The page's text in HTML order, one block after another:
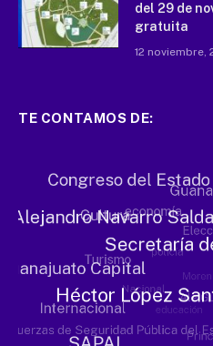
del 29 de
gratuita
12 noviembre,
TE CONTAMOS DE: